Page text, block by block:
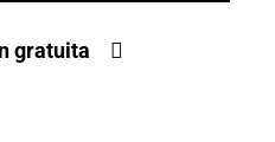
gratuita